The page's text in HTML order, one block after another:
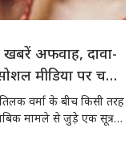
अफवाह, दावा-
मीडिया पर चल
वर्मा के बीच किसी तरह
मामले से जुड़े एक सूत्र ने
मीडिया पर दोनों के